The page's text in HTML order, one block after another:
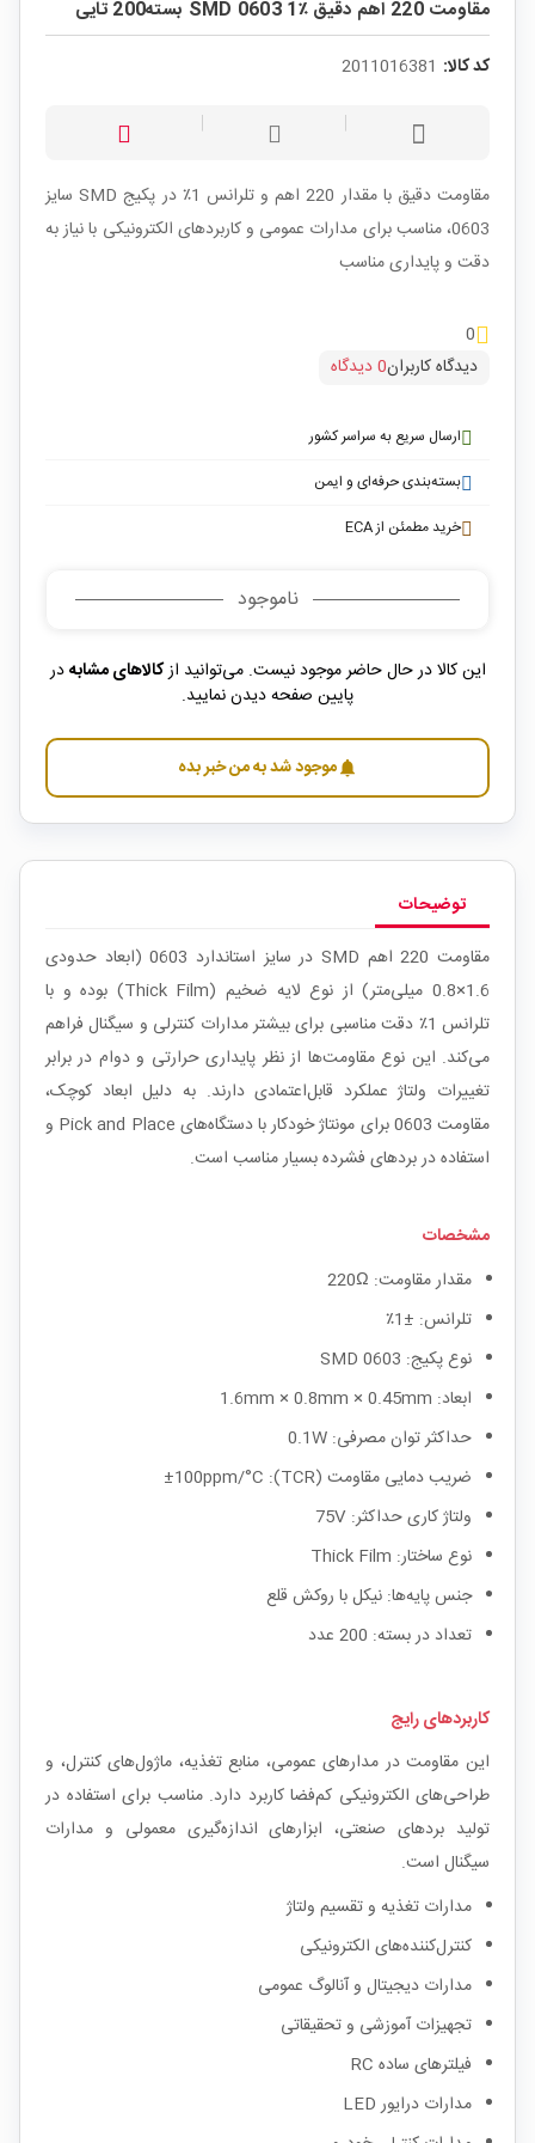
مقاومت 220 اهم دقیق ٪1 SMD 0603 بسته200 تایی
کد کالا: 2011016381
مقاومت دقیق با مقدار 220 اهم و تلرانس 1٪ در پکیج SMD سایز
0603، مناسب برای مدارات عمومی و کاربردهای الکترونیکی با نیاز به
دقت و پایداری مناسب
0
دیدگاه کاربران0 دیدگاه
ارسال سریع به سراسر کشور
بسته‌بندی حرفه‌ای و ایمن
خرید مطمئن از ECA
ناموجود
این کالا در حال حاضر موجود نیست. می‌توانید ازکالاهای مشابهدر
پایین صفحه دیدن نمایید.
notificationsموجود شد به من خبر بده
توضیحات
مقاومت 220 اهم SMD در سایز استاندارد 0603 (ابعاد حدودی
1.6×0.8 میلی‌متر) از نوع لایه ضخیم (Thick Film) بوده و با
تلرانس 1٪ دقت مناسبی برای بیشتر مدارات کنترلی و سیگنال فراهم
می‌کند. این نوع مقاومت‌ها از نظر پایداری حرارتی و دوام در برابر
تغییرات ولتاژ عملکرد قابل‌اعتمادی دارند. به دلیل ابعاد کوچک،
مقاومت 0603 برای مونتاژ خودکار با دستگاه‌های Pick and Place و
استفاده در بردهای فشرده بسیار مناسب است.
مشخصات
مقدار مقاومت: 220Ω
تلرانس: ±1٪
نوع پکیج: SMD 0603
ابعاد: 1.6mm × 0.8mm × 0.45mm
حداکثر توان مصرفی: 0.1W
ضریب دمایی مقاومت (TCR): ±100ppm/°C
ولتاژ کاری حداکثر: 75V
نوع ساختار: Thick Film
جنس پایه‌ها: نیکل با روکش قلع
تعداد در بسته: 200 عدد
کاربردهای رایج
این مقاومت در مدارهای عمومی، منابع تغذیه، ماژول‌های کنترل، و
طراحی‌های الکترونیکی کم‌فضا کاربرد دارد. مناسب برای استفاده در
تولید بردهای صنعتی، ابزارهای اندازه‌گیری معمولی و مدارات
سیگنال است.
مدارات تغذیه و تقسیم ولتاژ
کنترل‌کننده‌های الکترونیکی
مدارات دیجیتال و آنالوگ عمومی
تجهیزات آموزشی و تحقیقاتی
فیلترهای ساده RC
مدارات درایور LED